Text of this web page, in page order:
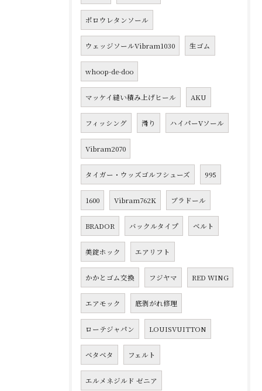
ポロウレタンソール
ウェッジソールVibram1030 生ゴム
whoop-de-doo
マッケイ縫い積み上げヒール AKU
フィッシング 滑り ハイパーVソール
Vibram2070
タイガー・ウッズゴルフシューズ 995
1600 Vibram762K ブラドール
BRADOR バックルタイプ ベルト
美錠ホック エアリフト
かかとゴム交換 フジヤマ RED WING
エアモック 底剥がれ修理
ローテジャパン LOUISVUITTON
ベタベタ フェルト
エルメネジルド ゼニア